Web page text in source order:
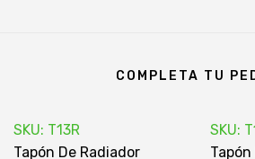
COMPLETA TU
SKU: T13R
Tapón De Radiador
SKU: